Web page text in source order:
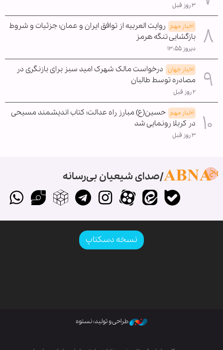
۳ روز قبل
اخبار مهم روایت العربیه از توافق ایران و عمان؛ جزئیات و شروط
بازگشایی تنگه هرمز
دیروز ۱۳:۵۵
اخبار جهان درخواست مالک شهرک امید سبز برای بازنگری در
مصادره توسط طالبان
۲ روز قبل
اخبار مهم حسین(ع) مبارز راه عدالت؛ کتاب اندیشمند مسیحی
در کربلا رونمایی شد
۳ روز قبل
صدای شیعیان بی‌رسانه
نسخه دسکتاپ
طراحی و تولید: نستوه